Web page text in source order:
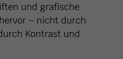
und grafische
– nicht durch
Kontrast und